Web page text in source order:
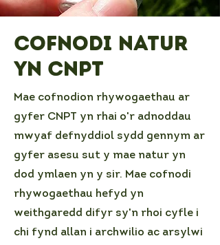
Cofnodi Natur
yn CNPT
Mae cofnodion rhywogaethau ar
gyfer CNPT yn rhai o'r adnoddau
mwyaf defnyddiol sydd gennym ar
gyfer asesu sut y mae natur yn
dod ymlaen yn y sir. Mae cofnodi
rhywogaethau hefyd yn
weithgaredd difyr sy'n rhoi cyfle i
chi fynd allan i archwilio ac arsylwi